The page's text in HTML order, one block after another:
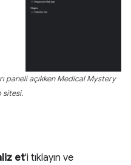
paneli açıkken Medical Mystery
sitesi.
et'i tıklayın ve